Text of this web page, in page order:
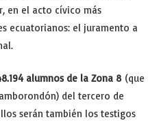
en el acto cívico más
ecuatorianos: el juramento a
alumnos de la Zona 8(que
del tercero de
serán también los testigos